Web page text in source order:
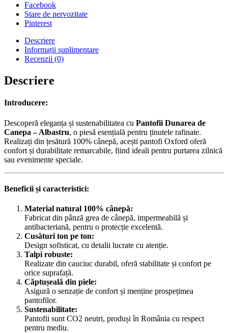
Facebook
Stare de nervozitate
Pinterest
Descriere
Informații suplimentare
Recenzii (0)
Descriere
Introducere:
Descoperă eleganța și sustenabilitatea cu Pantofii Dunarea de
Canepa – Albastru, o piesă esențială pentru ținutele rafinate.
Realizați din țesătură 100% cânepă, acești pantofi Oxford oferă
confort și durabilitate remarcabile, fiind ideali pentru purtarea zilnică
sau evenimente speciale.
Beneficii și caracteristici:
Material natural 100% cânepă:
Fabricat din pânză grea de cânepă, impermeabilă și
antibacteriană, pentru o protecție excelentă.
Cusături ton pe ton:
Design sofisticat, cu detalii lucrate cu atenție.
Talpi robuste:
Realizate din cauciuc durabil, oferă stabilitate și confort pe
orice suprafață.
Căptușeală din piele:
Asigură o senzație de confort și menține prospețimea
pantofilor.
Sustenabilitate:
Pantofii sunt CO2 neutri, produși în România cu respect
pentru mediu.